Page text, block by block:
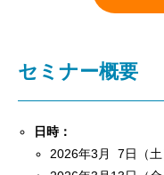
セミナー概要
日時：
2026年3月 7日（